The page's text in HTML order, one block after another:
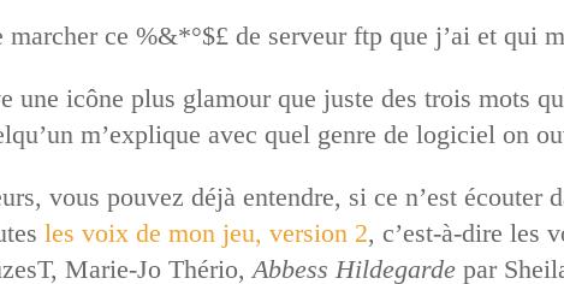
marcher ce %&*°$£ de serveur ftp que j’ai et qui
une icône plus glamour que juste des trois mots
m’explique avec quel genre de logiciel on
vous pouvez déjà entendre, si ce n’est écouter
les voix de mon jeu, version 2, c’est-à-dire les
Marie-Jo Thério, Abbess Hildegardepar